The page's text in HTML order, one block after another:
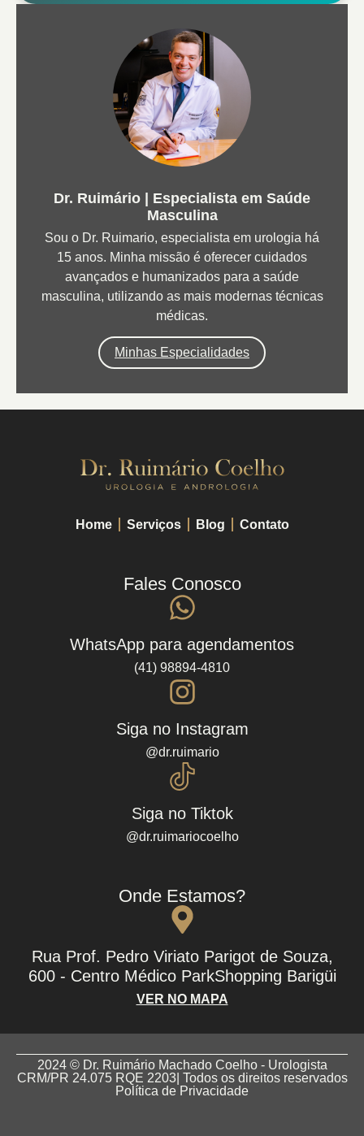
Dr. Ruimário | Especialista em Saúde
Masculina
Sou o Dr. Ruimario, especialista em urologia há
15 anos. Minha missão é oferecer cuidados
avançados e humanizados para a saúde
masculina, utilizando as mais modernas técnicas
médicas.
Minhas Especialidades
Home Serviços Blog Contato
Fales Conosco
WhatsApp para agendamentos
(41) 98894-4810
Siga no Instagram
@dr.ruimario
Siga no Tiktok
@dr.ruimariocoelho
Onde Estamos?
Rua Prof. Pedro Viriato Parigot de Souza,
600 - Centro Médico ParkShopping Barigüi
VER NO MAPA
2024 © Dr. Ruimário Machado Coelho - Urologista
CRM/PR 24.075 RQE 2203| Todos os direitos reservados
Política de Privacidade